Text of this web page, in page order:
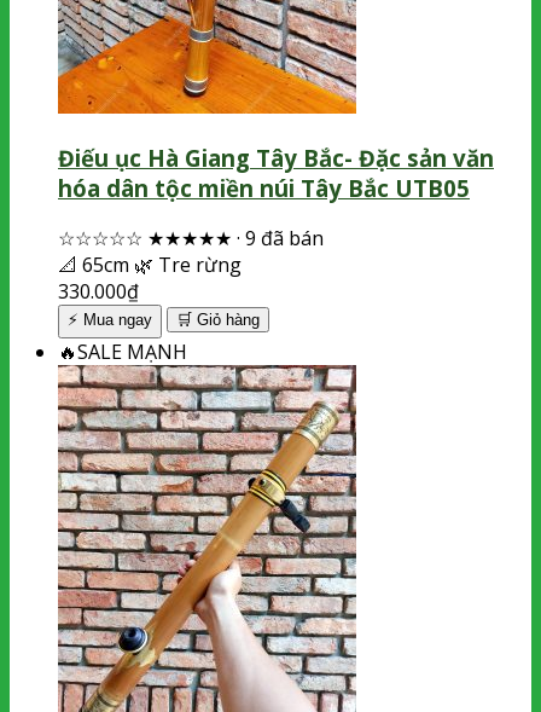
Điếu ục Hà Giang Tây Bắc- Đặc sản văn
hóa dân tộc miền núi Tây Bắc UTB05
☆☆☆☆☆ ★★★★★ · 9 đã bán
📐 65cm 🌿 Tre rừng
330.000₫
⚡ Mua ngay 🛒 Giỏ hàng
🔥SALE MẠNH